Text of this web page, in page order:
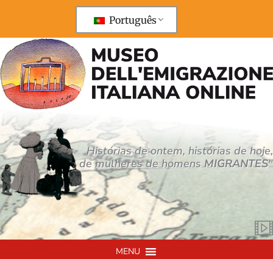
conteúdo
Português
Histórias de ontem, histórias de hoje,
de mulheres de homensMIGRANTES"
MENU